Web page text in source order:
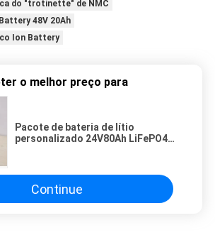
do "trotinette" de NMC
48V 20Ah
Ion Battery
o melhor preço para
Pacote de bateria de lítio
personalizado 24V80Ah LiFePO4
elétrico AGV
Continue